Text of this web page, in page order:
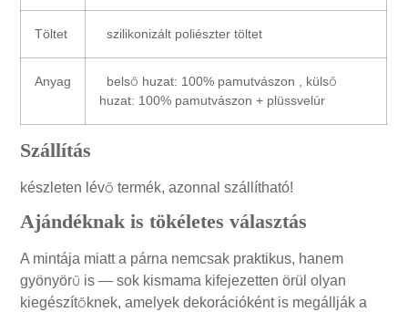
Töltet szilikonizált poliészter töltet
Anyag
belső huzat: 100% pamutvászon , külső
huzat: 100% pamutvászon + plüssvelúr
Szállítás
készleten lévő termék, azonnal szállítható!
Ajándéknak is tökéletes választás
A mintája miatt a párna nemcsak praktikus, hanem
gyönyörű is — sok kismama kifejezetten örül olyan
kiegészítőknek, amelyek dekorációként is megállják a